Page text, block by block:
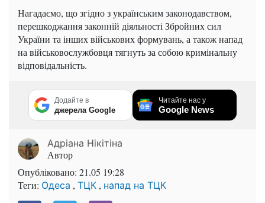
Нагадаємо, що згідно з українським законодавством,
перешкоджання законній діяльності Збройних сил
України та інших військових формувань, а також напад
на військовослужбовця тягнуть за собою кримінальну
відповідальність.
Додайте в
джерела Google
Читайте нас у
Google News
Адріана Нікітіна
Автор
Опубліковано: 21.05 19:28
Теги: Одеса , ТЦК , напад на ТЦК